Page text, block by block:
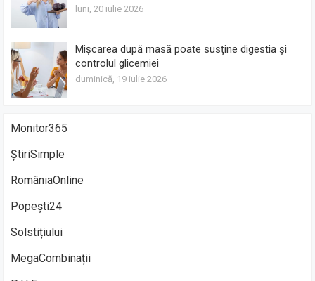
luni, 20 iulie 2026
Mișcarea după masă poate susține digestia și
controlul glicemiei
duminică, 19 iulie 2026
Monitor365
ȘtiriSimple
RomâniaOnline
Popești24
Solstițiului
MegaCombinații